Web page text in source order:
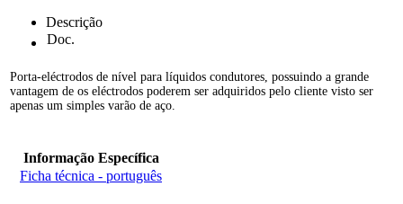
Descrição
Doc.
Porta-eléctrodos de nível para líquidos condutores, possuindo a grande
vantagem de os eléctrodos poderem ser adquiridos pelo cliente visto ser
apenas um simples varão de aço.
Informação Específica
Ficha técnica - português